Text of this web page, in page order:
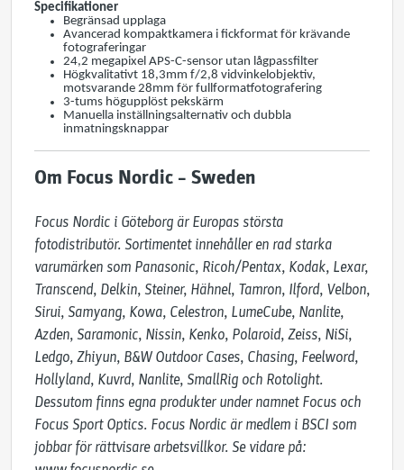
Specifikationer
Begränsad upplaga
Avancerad kompaktkamera i fickformat för krävande
fotograferingar
24,2 megapixel APS-C-sensor utan lågpassfilter
Högkvalitativt 18,3mm f/2,8 vidvinkelobjektiv,
motsvarande 28mm för fullformatfotografering
3-tums högupplöst pekskärm
Manuella inställningsalternativ och dubbla
inmatningsknappar
Om Focus Nordic – Sweden
Focus Nordic i Göteborg är Europas största
fotodistributör. Sortimentet innehåller en rad starka
varumärken som Panasonic, Ricoh/Pentax, Kodak, Lexar,
Transcend, Delkin, Steiner, Hähnel, Tamron, Ilford, Velbon,
Sirui, Samyang, Kowa, Celestron, LumeCube, Nanlite,
Azden, Saramonic, Nissin, Kenko, Polaroid, Zeiss, NiSi,
Ledgo, Zhiyun, B&W Outdoor Cases, Chasing, Feelword,
Hollyland, Kuvrd, Nanlite, SmallRig och Rotolight.
Dessutom finns egna produkter under namnet Focus och
Focus Sport Optics. Focus Nordic är medlem i BSCI som
jobbar för rättvisare arbetsvillkor. Se vidare på: